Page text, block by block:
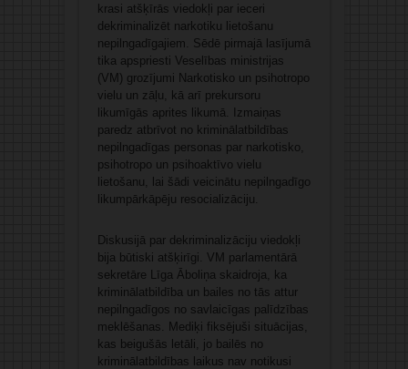
krasi atšķīrās viedokļi par ieceri
dekriminalizēt narkotiku lietošanu
nepilngadīgajiem. Sēdē pirmajā lasījumā
tika apspriesti Veselības ministrijas
(VM) grozījumi Narkotisko un psihotropo
vielu un zāļu, kā arī prekursoru
likumīgās aprites likumā. Izmaiņas
paredz atbrīvot no kriminālatbildības
nepilngadīgas personas par narkotisko,
psihotropo un psihoaktīvo vielu
lietošanu, lai šādi veicinātu nepilngadīgo
likumpārkāpēju resocializāciju.
Diskusijā par dekriminalizāciju viedokļi
bija būtiski atšķirīgi. VM parlamentārā
sekretāre Līga Āboliņa skaidroja, ka
kriminālatbildība un bailes no tās attur
nepilngadīgos no savlaicīgas palīdzības
meklēšanas. Mediķi fiksējuši situācijas,
kas beigušās letāli, jo bailēs no
kriminālatbildības laikus nav notikusi